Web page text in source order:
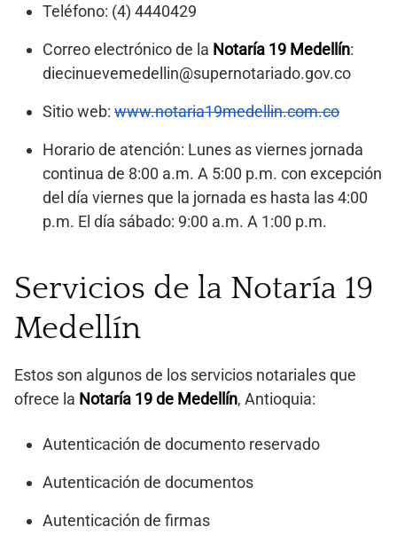
Teléfono: (4) 4440429
Correo electrónico de la Notaría 19 Medellín:
diecinuevemedellin@supernotariado.gov.co
Sitio web: www.notaria19medellin.com.co
Horario de atención: Lunes as viernes jornada
continua de 8:00 a.m. A 5:00 p.m. con excepción
del día viernes que la jornada es hasta las 4:00
p.m. El día sábado: 9:00 a.m. A 1:00 p.m.
Servicios de la Notaría 19
Medellín
Estos son algunos de los servicios notariales que
ofrece la Notaría 19 de Medellín, Antioquia:
Autenticación de documento reservado
Autenticación de documentos
Autenticación de firmas